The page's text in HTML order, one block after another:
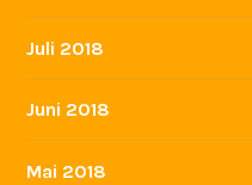
Juli 2018
Juni 2018
Mai 2018